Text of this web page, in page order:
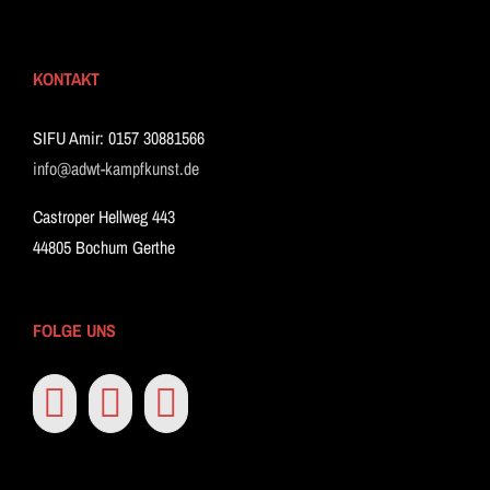
KONTAKT
SIFU Amir: 0157 30881566
info@adwt-kampfkunst.de
Castroper Hellweg 443
44805 Bochum Gerthe
FOLGE UNS